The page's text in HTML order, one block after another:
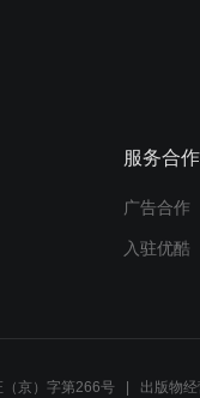
服务合作
广告合作
入驻优酷
（京）字第266号 出版物